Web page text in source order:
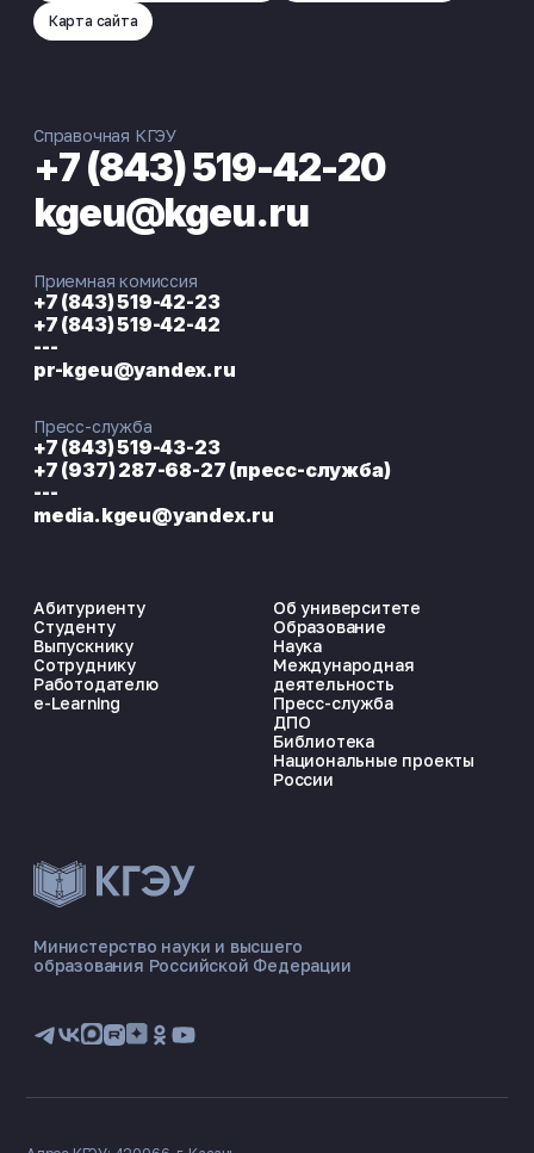
ЭНЕРГОКОД — ПОМОЩНИК КГЭУ
📋 Приёмная комиссия
🏠 Общежитие
Карта сайта
Министерство науки и высшего
образования Российской Федерации
Абитуриенту
Студенту
Выпускнику
Сотруднику
Работодателю
e-Learning
Об университете
Образование
Наука
Международная
деятельность
Пресс-служба
ДПО
Библиотека
Национальные проекты
России
Справочная КГЭУ
+7 (843) 519-42-20
kgeu@kgeu.ru
Приемная комиссия
+7 (843) 519-42-23
+7 (843) 519-42-42
---
pr-kgeu@yandex.ru
Пресс-служба
+7 (843) 519-43-23
+7 (937) 287-68-27 (пресс-служба)
---
media.kgeu@yandex.ru